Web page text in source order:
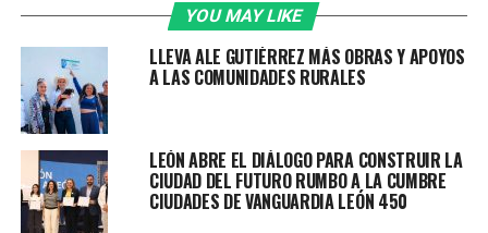
Con la información proporcionada, agentes se
trasladaron a la calle Rivera de la Luz, donde ubicaron a
tres hombres que coincidían con las características
señaladas.
Al aproximarse, los sujetos intentaron huir. En ese
momento, uno de ellos sacó de entre su ropa un arma de
fuego y apuntó hacia los oficiales y disparó,
presuntamente el cartucho se encasquilló, acto seguido
YOU MAY LIKE
LLEVA ALE GUTIÉRREZ MÁS OBRAS Y APOYOS
A LAS COMUNIDADES RURALES
LEÓN ABRE EL DIÁLOGO PARA CONSTRUIR LA
CIUDAD DEL FUTURO RUMBO A LA CUMBRE
CIUDADES DE VANGUARDIA LEÓN 450